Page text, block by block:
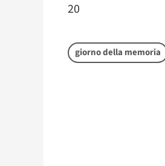
20
giorno della memoria